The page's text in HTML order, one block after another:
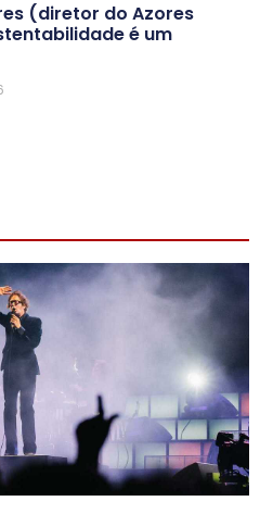
(diretor do Azores
é um